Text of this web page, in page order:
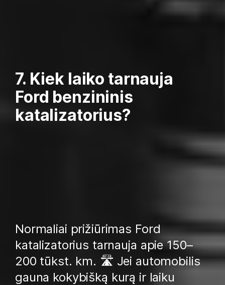
7. Kiek laiko tarnauja
Ford benzininis
katalizatorius?
Normaliai prižiūrimas Ford
katalizatorius tarnauja apie 150–
200 tūkst. km. 🛣️ Jei automobilis
gauna kokybišką kurą ir laiku